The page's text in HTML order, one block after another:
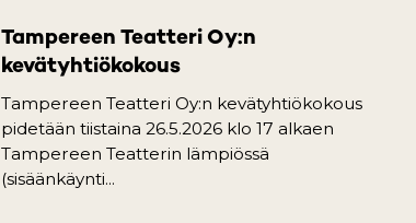
Tampereen Teatteri Oy:n
kevätyhtiökokous
Tampereen Teatteri Oy:n kevätyhtiökokous
pidetään tiistaina 26.5.2026 klo 17 alkaen
Tampereen Teatterin lämpiössä
(sisäänkäynti...